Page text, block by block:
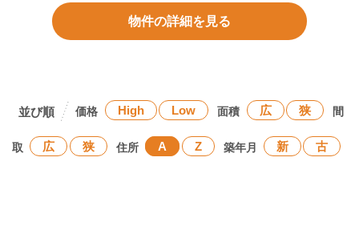
物件の詳細を見る
価格 High Low 面積 広 狭 間
取 広 狭 住所 A Z 築年月 新 古